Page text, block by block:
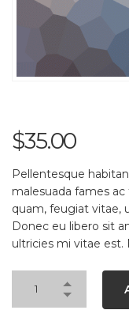
$35.00
Pellentesque
malesuada fames
quam, feugiat vitae,
Donec eu libero sit
ultricies mi vitae est.